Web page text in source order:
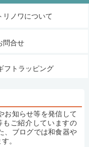
リノワについて
問合せ
フトラッピング
お知らせ等を発信して
もご紹介していますの
、ブログでは和食器や
。